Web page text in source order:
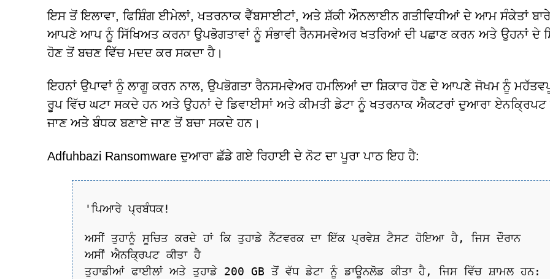
ਇਸ ਤੋਂ ਇਲਾਵਾ, ਫਿਸ਼ਿੰਗ ਈਮੇਲਾਂ, ਖਤਰਨਾਕ ਵੈੱਬਸਾਈਟਾਂ, ਅਤੇ ਸ਼ੱਕੀ ਔਨਲਾਈਨ ਗਤੀਵਿਧੀਆਂ ਦੇ ਆਮ ਸੰਕੇਤਾਂ ਬਾਰੇ
ਆਪਣੇ ਆਪ ਨੂੰ ਸਿੱਖਿਅਤ ਕਰਨਾ ਉਪਭੋਗਤਾਵਾਂ ਨੂੰ ਸੰਭਾਵੀ ਰੈਨਸਮਵੇਅਰ ਖਤਰਿਆਂ ਦੀ ਪਛਾਣ ਕਰਨ ਅਤੇ ਉਹਨਾਂ ਦੇ
ਹੋਣ ਤੋਂ ਬਚਣ ਵਿੱਚ ਮਦਦ ਕਰ ਸਕਦਾ ਹੈ।
ਇਹਨਾਂ ਉਪਾਵਾਂ ਨੂੰ ਲਾਗੂ ਕਰਨ ਨਾਲ, ਉਪਭੋਗਤਾ ਰੈਨਸਮਵੇਅਰ ਹਮਲਿਆਂ ਦਾ ਸ਼ਿਕਾਰ ਹੋਣ ਦੇ ਆਪਣੇ ਜੋਖਮ ਨੂੰ
ਰੂਪ ਵਿੱਚ ਘਟਾ ਸਕਦੇ ਹਨ ਅਤੇ ਉਹਨਾਂ ਦੇ ਡਿਵਾਈਸਾਂ ਅਤੇ ਕੀਮਤੀ ਡੇਟਾ ਨੂੰ ਖਤਰਨਾਕ ਐਕਟਰਾਂ ਦੁਆਰਾ ਏਨਕ੍ਰਿਪਟ
ਜਾਣ ਅਤੇ ਬੰਧਕ ਬਣਾਏ ਜਾਣ ਤੋਂ ਬਚਾ ਸਕਦੇ ਹਨ।
Adfuhbazi Ransomware ਦੁਆਰਾ ਛੱਡੇ ਗਏ ਰਿਹਾਈ ਦੇ ਨੋਟ ਦਾ ਪੂਰਾ ਪਾਠ ਇਹ ਹੈ:
'ਪਿਆਰੇ ਪ੍ਰਬੰਧਕ!
ਅਸੀਂ ਤੁਹਾਨੂੰ ਸੂਚਿਤ ਕਰਦੇ ਹਾਂ ਕਿ ਤੁਹਾਡੇ ਨੈੱਟਵਰਕ ਦਾ ਇੱਕ ਪ੍ਰਵੇਸ਼ ਟੈਸਟ ਹੋਇਆ ਹੈ, ਜਿਸ ਦੌਰਾਨ
ਅਸੀਂ ਐਨਕ੍ਰਿਪਟ ਕੀਤਾ ਹੈ
ਤੁਹਾਡੀਆਂ ਫਾਈਲਾਂ ਅਤੇ ਤੁਹਾਡੇ 200 GB ਤੋਂ ਵੱਧ ਡੇਟਾ ਨੂੰ ਡਾਊਨਲੋਡ ਕੀਤਾ ਹੈ, ਜਿਸ ਵਿੱਚ ਸ਼ਾਮਲ ਹਨ: